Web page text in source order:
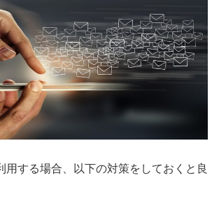
用する場合、以下の対策をしておくと良